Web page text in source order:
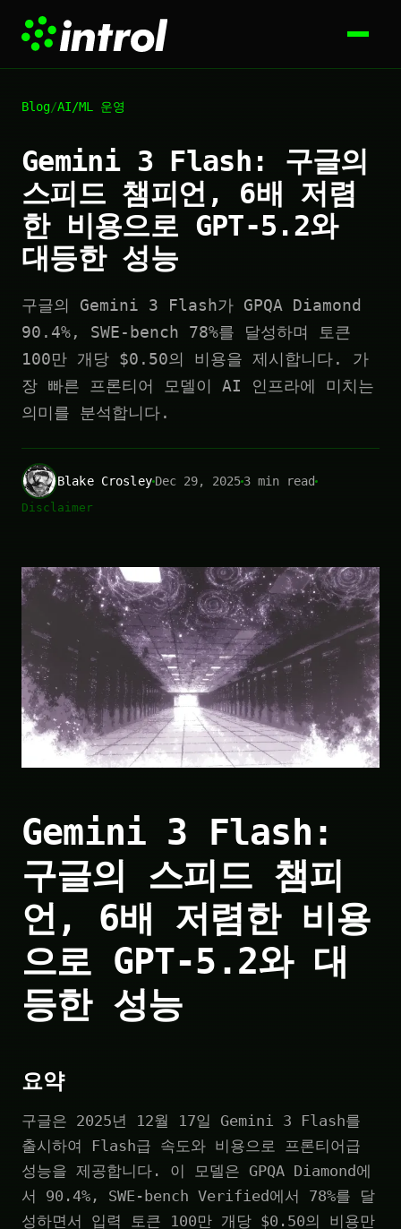
Blog/AI/ML 운영
Gemini 3 Flash: 구글의
스피드 챔피언, 6배 저렴
한 비용으로 GPT-5.2와
대등한 성능
구글의 Gemini 3 Flash가 GPQA Diamond
90.4%, SWE-bench 78%를 달성하며 토큰
100만 개당 $0.50의 비용을 제시합니다. 가
장 빠른 프론티어 모델이 AI 인프라에 미치는
의미를 분석합니다.
Blake CrosleyDec 29, 20253 min read
Disclaimer
Gemini 3 Flash:
구글의 스피드 챔피
언, 6배 저렴한 비용
으로 GPT-5.2와 대
등한 성능
요약
구글은 2025년 12월 17일 Gemini 3 Flash를
출시하여 Flash급 속도와 비용으로 프론티어급
성능을 제공합니다. 이 모델은 GPQA Diamond에
서 90.4%, SWE-bench Verified에서 78%를 달
성하면서 입력 토큰 100만 개당 $0.50의 비용만